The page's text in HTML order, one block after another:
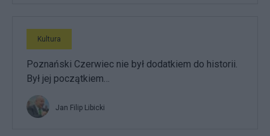
Kultura
Poznański Czerwiec nie był dodatkiem do historii.
Był jej początkiem…
Jan Filip Libicki